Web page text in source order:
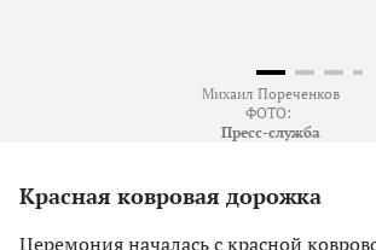
Михаил Пореченков
ФОТО:
Пресс-служба
Красная ковровая дорожка
Церемония началась с красной